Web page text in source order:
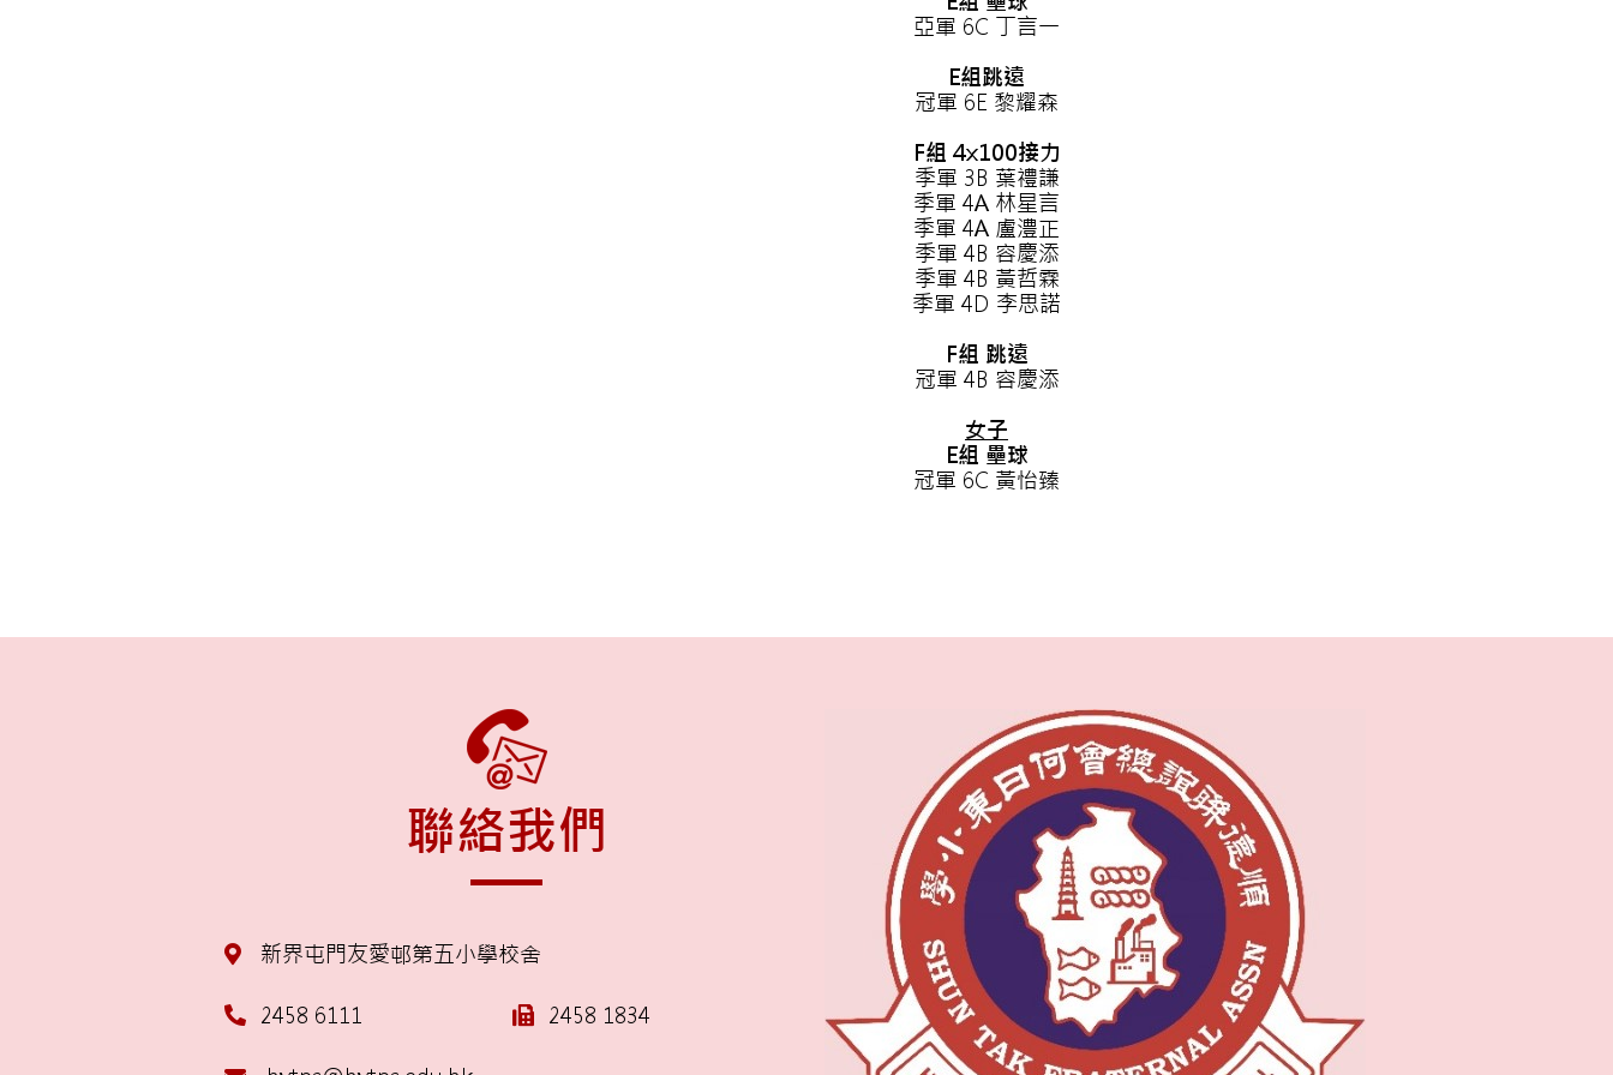
亞軍 6C 丁言一
E組跳遠
冠軍 6E 黎耀森
F組 4x100接力
季軍 3B 葉禮謙
季軍 4A 林星言
季軍 4A 盧澧正
季軍 4B 容慶添
季軍 4B 黃哲霖
季軍 4D 李思諾
F組 跳遠
冠軍 4B 容慶添
女子
E組 壘球
冠軍 6C 黃怡臻
聯絡我們
新界屯門友愛邨第五小學校舍
2458 6111 2458 1834